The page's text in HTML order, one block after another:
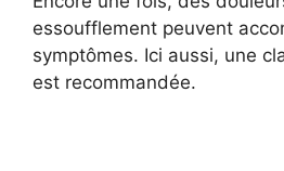
essoufflement peuvent
symptômes. Ici aussi, une
est recommandée.